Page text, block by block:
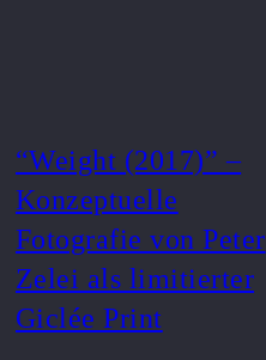
“Weight (2017)” –
Konzeptuelle
Fotografie von Peter
Zelei als limitierter
Giclée Print